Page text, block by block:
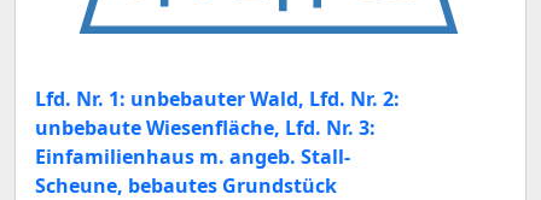
Lfd. Nr. 1: unbebauter Wald, Lfd. Nr. 2:
unbebaute Wiesenfläche, Lfd. Nr. 3:
Einfamilienhaus m. angeb. Stall-
Scheune, bebautes Grundstück